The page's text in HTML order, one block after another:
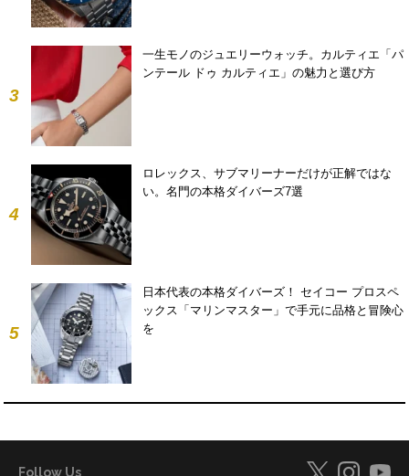
3
一生モノのジュエリーウォッチ。カルティエ「パ
ンテール ドゥ カルティエ」の魅力と選び方
4
ロレックス、サブマリーナーだけが正解ではな
い。名門の本格ダイバーズ7選
5
日本代表の本格ダイバーズ！ セイコー プロスペ
ックス「マリンマスター」で手元に品格と冒険心
を
Follow Us